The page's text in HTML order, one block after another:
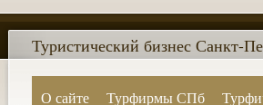
О сайте Турфирмы СПб
Туристический бизнес Санкт-